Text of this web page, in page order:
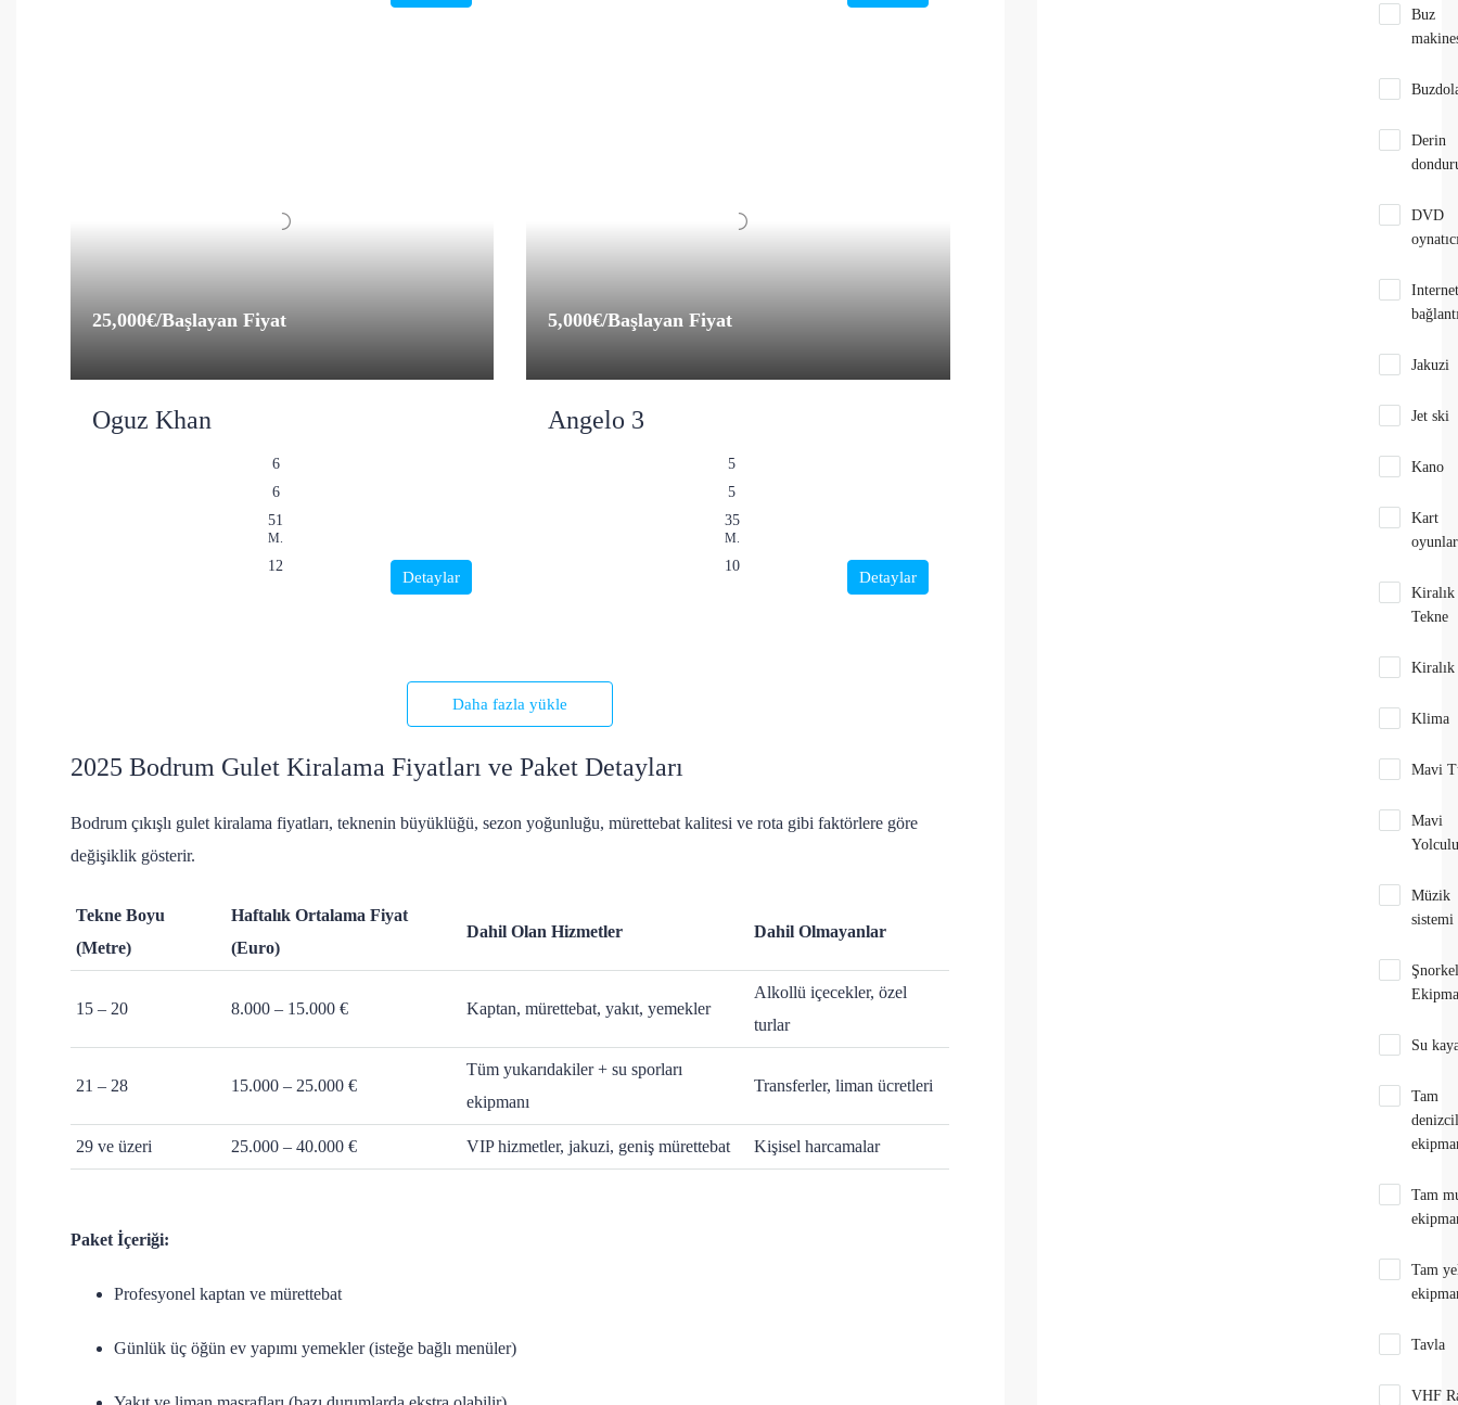
25,000€/Başlayan Fiyat
Oguz Khan
6
6
51
M.
12
Detaylar
5,000€/Başlayan Fiyat
Angelo 3
5
5
35
M.
10
Detaylar
Daha fazla yükle
2025 Bodrum Gulet Kiralama Fiyatları ve Paket Detayları
Bodrum çıkışlı gulet kiralama fiyatları, teknenin büyüklüğü, sezon yoğunluğu, mürettebat kalitesi ve rota gibi faktörlere göre
değişiklik gösterir.
Tekne Boyu
(Metre)
Haftalık Ortalama Fiyat
(Euro)
Dahil Olan Hizmetler Dahil Olmayanlar
15 – 20 8.000 – 15.000 € Kaptan, mürettebat, yakıt, yemekler
Alkollü içecekler, özel
turlar
21 – 28 15.000 – 25.000 €
Tüm yukarıdakiler + su sporları
ekipmanı
Transferler, liman ücretleri
29 ve üzeri 25.000 – 40.000 € VIP hizmetler, jakuzi, geniş mürettebat Kişisel harcamalar
Paket İçeriği:
Profesyonel kaptan ve mürettebat
Günlük üç öğün ev yapımı yemekler (isteğe bağlı menüler)
Buz
Derin
DVD
Internet
Jakuzi
Jet ski
Kano
Kart
Kiralık
Tekne
Kiralık
Klima
Mavi
Mavi
Müzik
sistemi
Şnorkel
Su
Tam
Tam
Tam
Tavla
VHF